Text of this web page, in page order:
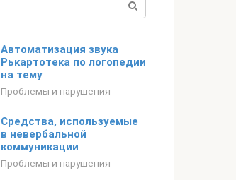
Автоматизация звука
Рькартотека по логопедии
на тему
Проблемы и нарушения
Средства, используемые
в невербальной
коммуникации
Проблемы и нарушения